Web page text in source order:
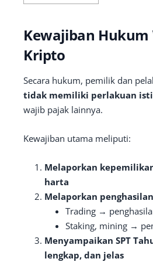
Kewajiban Hukum
Kripto
Secara hukum, pemilik dan
tidak memiliki perlakuan
wajib pajak lainnya.
Kewajiban utama meliputi:
Melaporkan
harta
Melaporkan
Trading →
Staking, mining →
Menyampaikan SPT
lengkap, dan jelas